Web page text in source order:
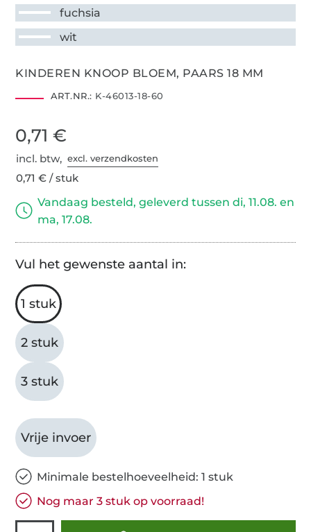
fuchsia
wit
KINDEREN KNOOP BLOEM, PAARS 18 MM
ART.NR.: K-46013-18-60
0,71 €
incl. btw,excl. verzendkosten
0,71 € / stuk
Vandaag besteld, geleverd tussen di, 11.08. en
ma, 17.08.
Vul het gewenste aantal in:
1 stuk
2 stuk
3 stuk
Vrije invoer
Minimale bestelhoeveelheid: 1 stuk
Nog maar 3 stuk op voorraad!